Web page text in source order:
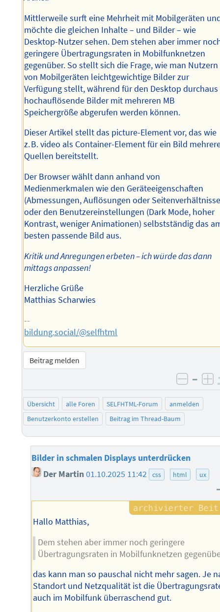
Mittlerweile surft eine Mehrheit mit Mobilgeräten
möchte die gleichen Inhalte – und Bilder – wie
Desktop-Nutzer sehen. Dem stehen aber immer
geringere Übertragungsraten in Mobilfunknetzen
gegenüber. So stellt sich die Frage, wie man Nutzern
von Mobilgeräten leichtgewichtige Bilder zur
Verfügung stellt, während für den Desktop durchaus
hochauflösende Bilder mit mehreren MB
Speichergröße abgerufen werden können.
Dieser Artikel stellt das picture-Element vor, das wie
z. B. video als Container-Element für ein Bild
Quellen bereitstellt.
Der Browser wählt dann anhand von
Medienmerkmalen wie den Geräteeigenschaften
(Abmessungen, Auflösungen oder
oder den Benutzereinstellungen (Dark Mode, hoher
Kontrast, weniger Animationen) selbstständig das
besten passende Bild aus.
Kritik und Anregungen erbeten – ich würde das dann
mittags anpassen!
Herzliche Grüße
Matthias Scharwies
--
bildung.social/@selfhtml
Beitrag melden
–
Übersicht alle Foren SELFHTML-Forum
anmelden
Benutzerkonto erstellen
Beitrag im Thread-Baum
Bilder in schmalen Displays unterdrücken
Der Martin01.10.2025 11:42 css html ux
Hallo Matthias,
Dem stehen aber immer noch geringere
Übertragungsraten in Mobilfunknetzen
das kann man so pauschal nicht mehr sagen. Je
Standort und Netzqualität ist die
auch im Mobilfunk überraschend gut.